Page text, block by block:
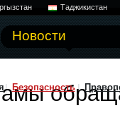
Таджикистан
Новости
Безопасность